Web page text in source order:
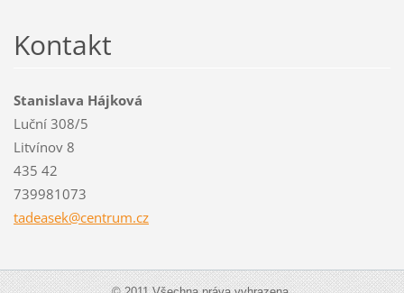
Kontakt
Stanislava Hájková
Luční 308/5
Litvínov 8
435 42
739981073
tadeasek@centrum.cz